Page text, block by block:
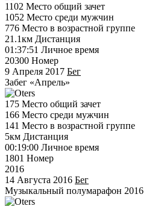
1102 Место общий зачет
1052 Место среди мужчин
776 Место в возрастной группе
21.1км Дистанция
01:37:51 Личное время
20300 Номер
9 Апреля 2017 Бег
Забег «Апрель»
175 Место общий зачет
166 Место среди мужчин
141 Место в возрастной группе
5км Дистанция
00:19:00 Личное время
1801 Номер
2016
14 Августа 2016 Бег
Музыкальный полумарафон 2016